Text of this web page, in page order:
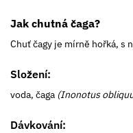
Jak chutná čaga?
Chuť čagy je mírně hořká, s
Složení:
voda, čaga (Inonotus
Dávkování: